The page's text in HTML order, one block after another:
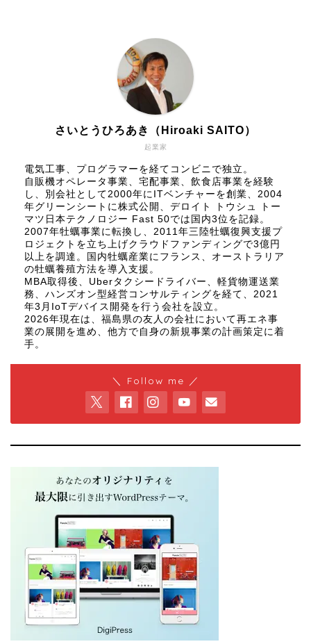
起業家
さいとうひろあき（Hiroaki SAITO）
電気工事、プログラマーを経てコンビニで独立。
自販機オペレータ事業、宅配事業、飲食店事業を経験
し、別会社として2000年にITベンチャーを創業、2004
年グリーンシートに株式公開、 デロイト トウシュ トー
マツ日本テクノロジー Fast 50では国内3位を記録。
2007年牡蠣事業に転換し、2011年三陸牡蠣復興支援プ
ロジェクトを立ち上げクラウドファンディングで3億円
以上を調達。国内牡蠣産業にフランス、オーストラリア
の牡蠣養殖方法を導入支援。
MBA取得後、Uberタクシードライバー、軽貨物運送業
務、ハンズオン型経営コンサルティングを経て、2021
年3月IoTデバイス開発を行う会社を設立。
2026年現在は、福島県の友人の会社において再エネ事
業の展開を進め、他方で自身の新規事業の計画策定に着
手。
＼ Follow me ／